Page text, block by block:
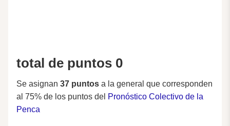
total de puntos 0
Se asignan 37 puntos a la general que corresponden
al 75% de los puntos del Pronóstico Colectivo de la
Penca